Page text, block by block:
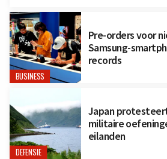
BUSINESS
Pre-orders voor
Samsung-
records
DEFENSIE
Japan
militaire
eilanden